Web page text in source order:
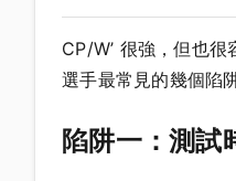
CP/W’ 很強，但也
選手最常見的幾個陷阱
陷阱一：測試